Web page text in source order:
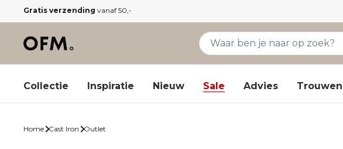
Gratis verzending vanaf 50,-
Collectie Inspiratie Nieuw Sale Advies Trouwen
Home Cast Iron Outlet